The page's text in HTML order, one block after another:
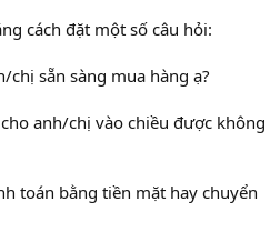
cách đặt một số câu hỏi:
sẵn sàng mua hàng ạ?
anh/chị vào chiều được không
toán bằng tiền mặt hay chuyển